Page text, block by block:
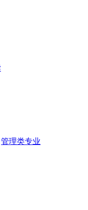
管理类专业